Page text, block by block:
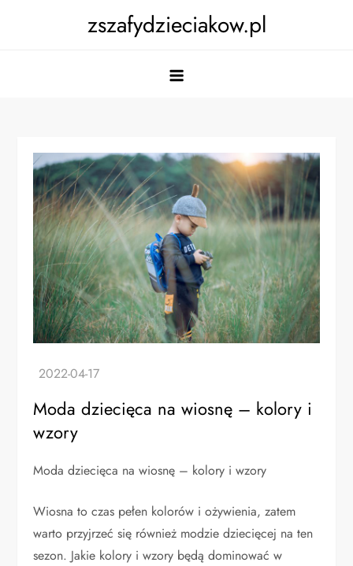
zszafydzieciakow.pl
Moda dziecięca na wiosnę – kolory i
wzory
Moda dziecięca na wiosnę – kolory i wzory
Wiosna to czas pełen kolorów i ożywienia, zatem
warto przyjrzeć się również modzie dziecięcej na ten
sezon. Jakie kolory i wzory będą dominować w